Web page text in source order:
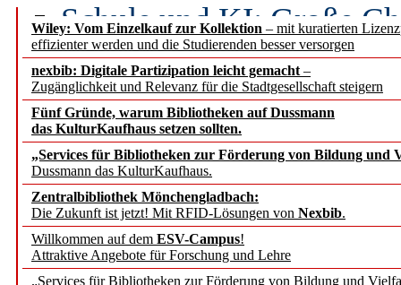
Wiley: Vom Einzelkauf zur Kollektion – mit kuratierten
effizienter werden und die Studierenden besser versorgen
nexbib: Digitale Partizipation leicht gemacht –
Zugänglichkeit und Relevanz für die Stadtgesellschaft steigern
Fünf Gründe, warum Bibliotheken auf Dussmann
das KulturKaufhaus setzen sollten.
„Services für Bibliotheken zur Förderung von Bildung und
Dussmann das KulturKaufhaus.
Zentralbibliothek Mönchengladbach:
Die Zukunft ist jetzt! Mit RFID-Lösungen von Nexbib.
Willkommen auf dem ESV-Campus!
Attraktive Angebote für Forschung und Lehre
„Services für Bibliotheken zur Förderung von Bildung und
Schule und KI: Große
Voraussetzungen
Erfolgreiches erstes
Segment Research –
angepasst
konstruktiv!